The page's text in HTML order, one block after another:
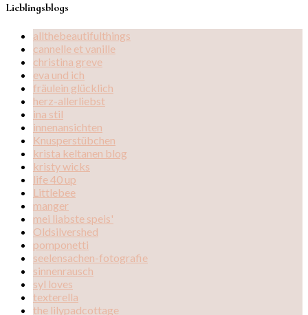
Lieblingsblogs
allthebeautifulthings
cannelle et vanille
christina greve
eva und ich
fräulein glücklich
herz-allerliebst
ina stil
innenansichten
Knusperstübchen
krista keltanen blog
kristy wicks
life 40 up
Littlebee
manger
mei liabste speis'
Oldsilvershed
pomponetti
seelensachen-fotografie
sinnenrausch
syl loves
texterella
the lilypadcottage